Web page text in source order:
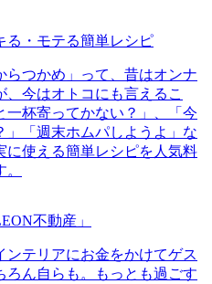
る・モテる簡単レシピ
らつかめ」って、昔はオンナ
今はオトコにも言えるこ
一杯寄ってかない？」、「今
」「週末ホムパしようよ」な
に使える簡単レシピを人気料
不動産」
ンテリアにお金をかけてゲス
ろん自らも。もっとも過ごす